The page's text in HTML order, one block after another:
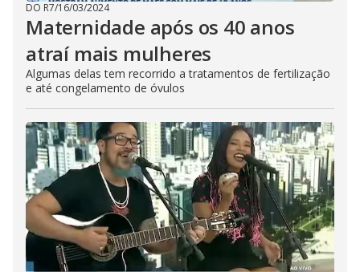
DO R7/16/03/2024
Maternidade após os 40 anos
atraí mais mulheres
Algumas delas tem recorrido a tratamentos de fertilização
e até congelamento de óvulos